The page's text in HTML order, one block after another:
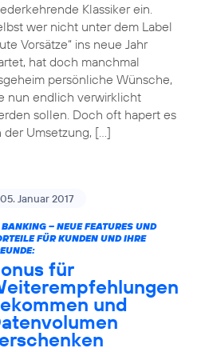
Klassiker ein.
wer nicht unter dem Label
Vorsätze“ ins neue Jahr
hat doch manchmal
persönliche Wünsche,
nun endlich verwirklicht
sollen. Doch oft hapert es
der Umsetzung, […]
05. Januar 2017
– NEUE FEATURES UND
FÜR KUNDEN UND IHRE
für
und